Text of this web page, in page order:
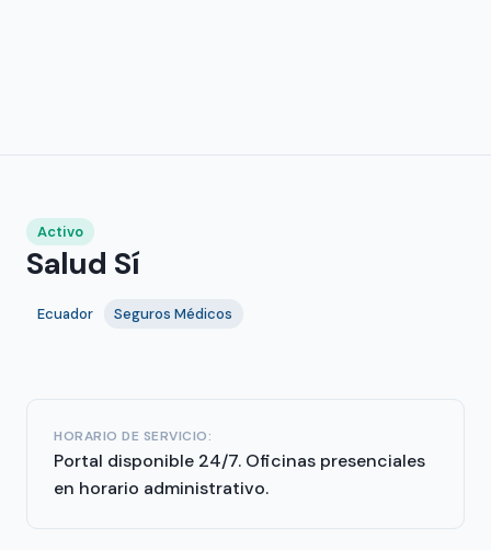
Activo
Salud Sí
Ecuador Seguros Médicos
HORARIO DE SERVICIO:
Portal disponible 24/7. Oficinas presenciales
en horario administrativo.